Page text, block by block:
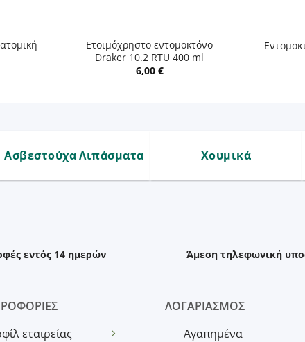
Ετοιμόχρηστο εντομοκτόνο
Draker 10.2 RTU 400 ml
6,00 €
Ασβεστούχα Λιπάσματα Χουμικά
εντός 14 ημερών Άμεση τηλεφωνική
εταιρείας
ΛΟΓΑΡΙΑΣΜΟΣ
Αγαπημένα